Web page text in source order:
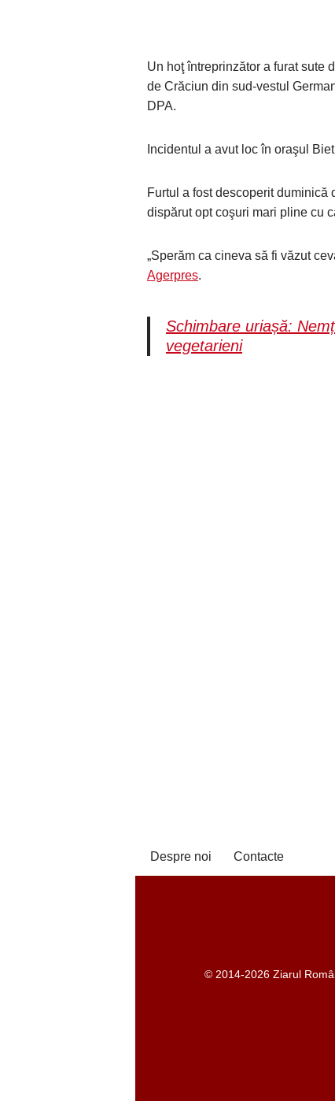
Un hoţ întreprinzător a furat sute
de Crăciun din sud-vestul
DPA.
Incidentul a avut loc în oraşul
Furtul a fost descoperit duminică
dispărut opt coşuri mari pline cu
„Sperăm ca cineva să fi văzut
Agerpres.
Schimbare uriașă:
vegetarieni
Despre noi Contacte
© 2014-2026 Ziarul